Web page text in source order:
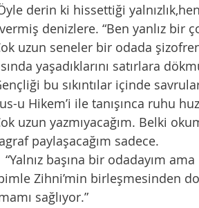
denizlere. “Ben yanlız bir
yaşadıklarını satırlara
u Hikem’i ile tanışınca ruhu
paylaşacağım sadece.
“Yalnız başına bir odadayım
Zihni’min birleşmesinden
sağlıyor.”